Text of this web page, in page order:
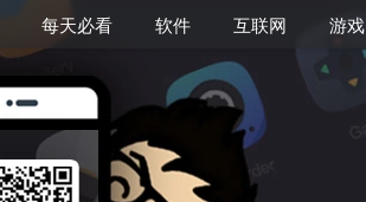
每天必看 软件 互联网 游戏